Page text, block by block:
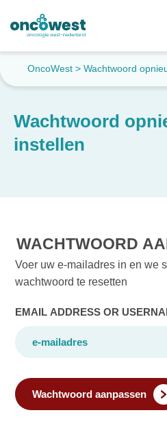
OncoWest > Wachtwoord
Wachtwoord
instellen
WACHTWOORD
Voer uw e-mailadres in en we
wachtwoord te resetten
EMAIL ADDRESS OR
Wachtwoord aanpassen